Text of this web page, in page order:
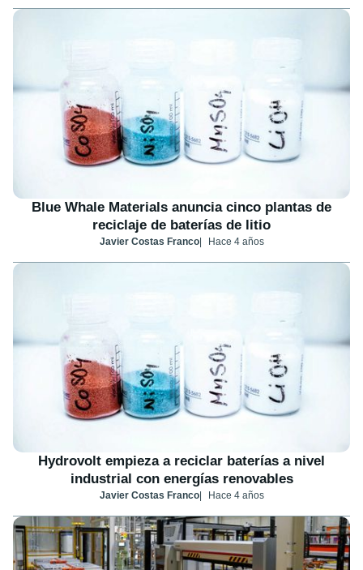
Blue Whale Materials anuncia cinco plantas de
reciclaje de baterías de litio
Javier Costas Franco Hace 4 años
Hydrovolt empieza a reciclar baterías a nivel
industrial con energías renovables
Javier Costas Franco Hace 4 años